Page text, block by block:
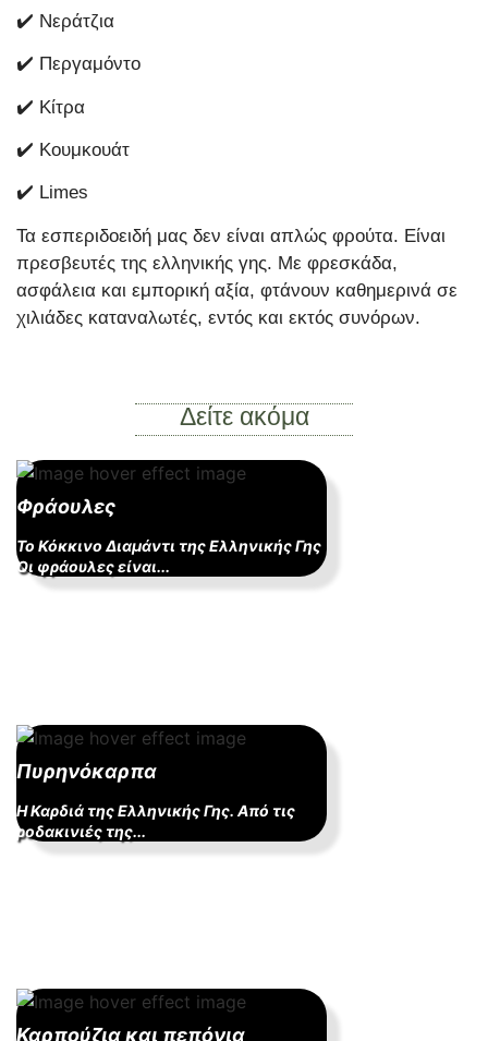
✔️ Νεράτζια
✔️ Περγαμόντο
✔️ Κίτρα
✔️ Κουμκουάτ
✔️ Limes
Τα εσπεριδοειδή μας δεν είναι απλώς φρούτα. Είναι
πρεσβευτές της ελληνικής γης. Με φρεσκάδα,
ασφάλεια και εμπορική αξία, φτάνουν καθημερινά σε
χιλιάδες καταναλωτές, εντός και εκτός συνόρων.
Δείτε ακόμα
Φράουλες
Το Κόκκινο Διαμάντι της Ελληνικής Γης
Οι φράουλες είναι...
Πυρηνόκαρπα
Η Καρδιά της Ελληνικής Γης. Από τις
ροδακινιές της...
Καρπούζια και πεπόνια